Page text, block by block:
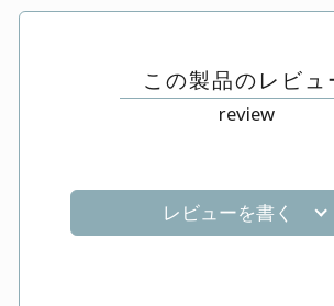
この製品のレビュ
review
レビューを書く